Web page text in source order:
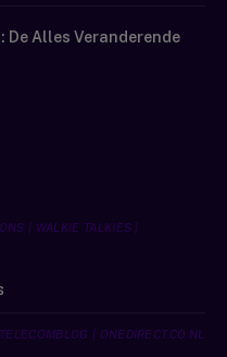
De Alles Veranderende
| WALKIE TALKIES |
| ONEDIRECT.CO.NL